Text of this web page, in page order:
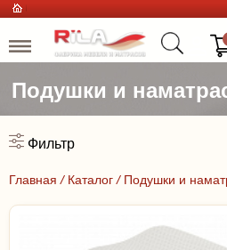
Подушки и
Фильтр
Главная / Каталог / Подушки и